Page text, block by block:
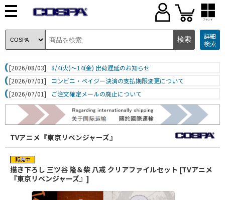
ブランド
詳細
検索
[2026/08/03]
8/4(火)～14(金) 出荷遅延のお知らせ
[2026/07/01]
コンビニ・ペイジー決済の支払期限変更について
[2026/07/01]
ご注文確定メールの廃止について
TVアニメ『東京リベンジャーズ』
描き下ろし 三ツ谷 隆＆柴 八戒 クリアファイルセット [TVアニメ
『東京リベンジャーズ』]